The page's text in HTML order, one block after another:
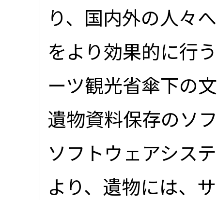
り、国内外の人々
をより効果的に行
ーツ観光省傘下の
遺物資料保存のソ
ソフトウェアシス
より、遺物には、